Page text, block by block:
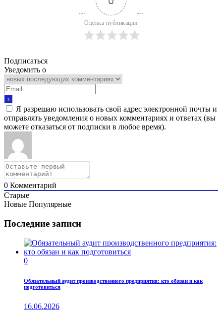
Оценка публикации
Подписаться
Уведомить о
Я разрешаю использовать свой адрес электронной почты и
отправлять уведомления о новых комментариях и ответах (вы
можете отказаться от подписки в любое время).
0 Комментарий
Старые
Новые Популярные
Последние записи
0
Обязательный аудит производственного предприятия: кто обязан и как
подготовиться
16.06.2026